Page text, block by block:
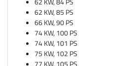
62 KW, 85 PS
66 KW, 90 PS
74 KW, 100 PS
74 KW, 101 PS
75 KW, 102 PS
77 KW, 105 PS